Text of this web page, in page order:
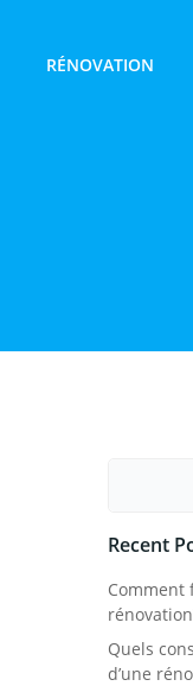
RÉNOVATION
Recent
Comment
Quels
d’une